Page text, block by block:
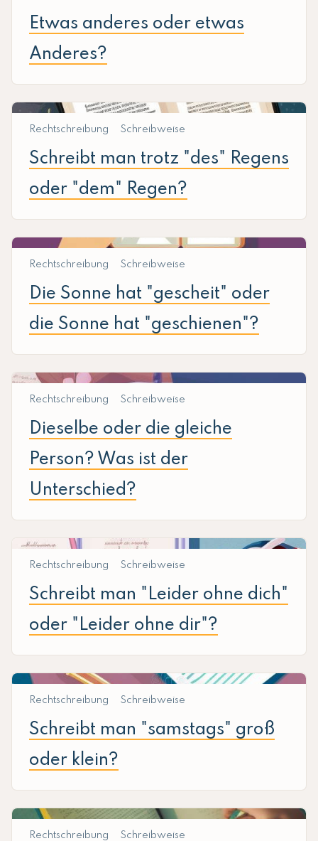
Etwas anderes oder etwas
Anderes?
Rechtschreibung Schreibweise
Schreibt man trotz "des" Regens
oder "dem" Regen?
Rechtschreibung Schreibweise
Die Sonne hat "gescheit" oder
die Sonne hat "geschienen"?
Rechtschreibung Schreibweise
Dieselbe oder die gleiche
Person? Was ist der
Unterschied?
Rechtschreibung Schreibweise
Schreibt man "Leider ohne dich"
oder "Leider ohne dir"?
Rechtschreibung Schreibweise
Schreibt man "samstags" groß
oder klein?
Rechtschreibung Schreibweise